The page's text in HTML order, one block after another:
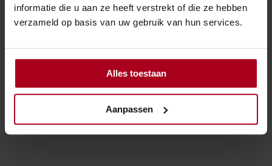
informatie die u aan ze heeft verstrekt of die ze hebben
verzameld op basis van uw gebruik van hun services.
Alles toestaan
Aanpassen
zijn terecht.
Overzicht